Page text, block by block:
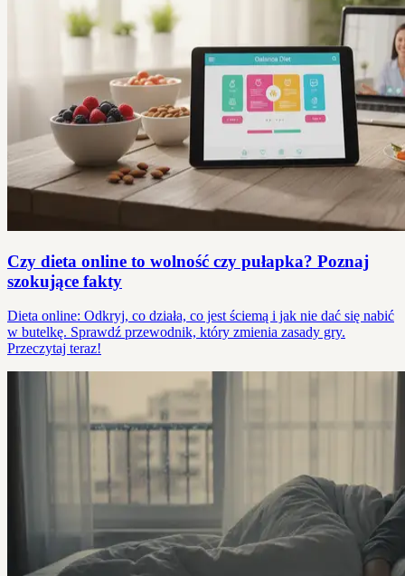
Czy dieta online to wolność czy pułapka? Poznaj
szokujące fakty
Dieta online: Odkryj, co działa, co jest ściemą i jak nie dać się nabić
w butelkę. Sprawdź przewodnik, który zmienia zasady gry.
Przeczytaj teraz!